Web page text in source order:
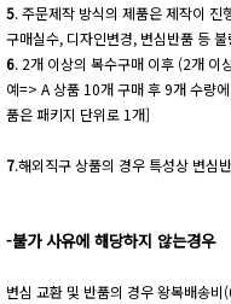
5. 주문제작 방식의 제품은 제작이 진
구매실수, 디자인변경, 변심반품 등
6. 2개 이상의 복수구매 이후 (2개 이
예=> A 상품 10개 구매 후 9개 수량
품은 패키지 단위로 1개]
7.해외직구 상품의 경우 특성상 변심
-불가 사유에 해당하지 않는경우
변심 교환 및 반품의 경우 왕복배송